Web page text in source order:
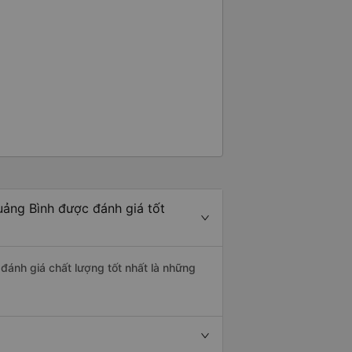
Bình được đánh giá tốt
giá chất lượng tốt nhất là những